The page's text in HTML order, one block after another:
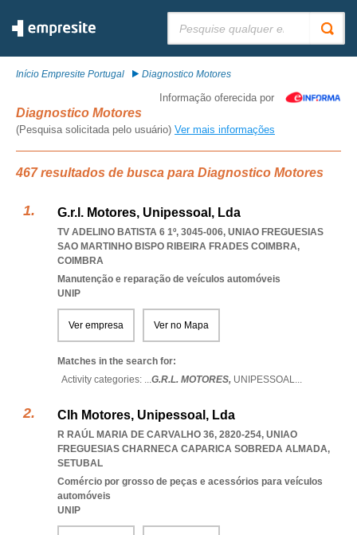
Início Empresite Portugal Diagnostico Motores
Informação oferecida por
Diagnostico Motores
(Pesquisa solicitada pelo usuário) Ver mais informações
467 resultados de busca para Diagnostico Motores
G.r.l. Motores, Unipessoal, Lda
TV ADELINO BATISTA 6 1º, 3045-006, UNIAO FREGUESIAS
SAO MARTINHO BISPO RIBEIRA FRADES COIMBRA,
COIMBRA
Manutenção e reparação de veículos automóveis
UNIP
Ver empresa Ver no Mapa
Matches in the search for:
Activity categories: ...G.R.L. MOTORES, UNIPESSOAL...
Clh Motores, Unipessoal, Lda
R RAÚL MARIA DE CARVALHO 36, 2820-254, UNIAO
FREGUESIAS CHARNECA CAPARICA SOBREDA ALMADA,
SETUBAL
Comércio por grosso de peças e acessórios para veículos
automóveis
UNIP